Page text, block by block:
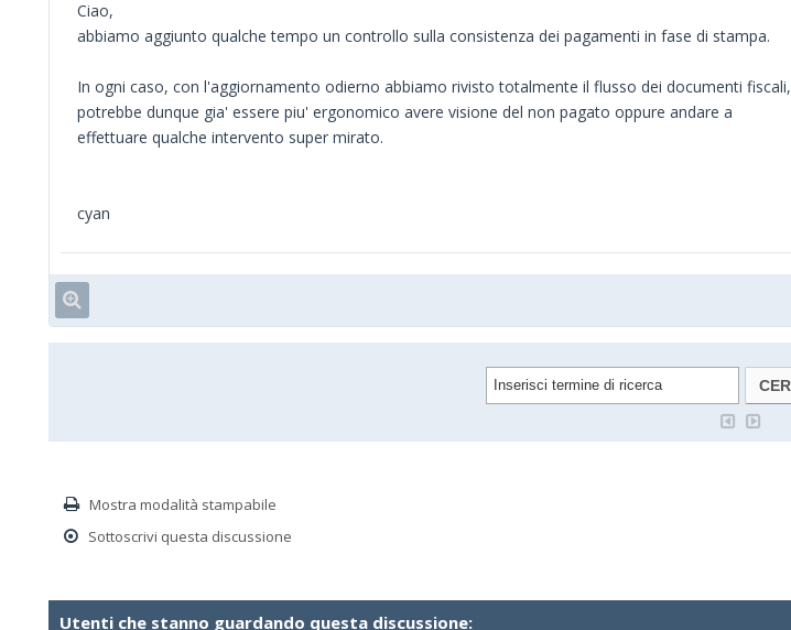
Ciao,
abbiamo aggiunto qualche tempo un controllo sulla consistenza dei pagamenti in fase di stampa.
In ogni caso, con l'aggiornamento odierno abbiamo rivisto totalmente il flusso dei documenti fiscali,
potrebbe dunque gia' essere piu' ergonomico avere visione del non pagato oppure andare a
effettuare qualche intervento super mirato.
cyan
Mostra modalità stampabile
Sottoscrivi questa discussione
Utenti che stanno guardando questa discussione: